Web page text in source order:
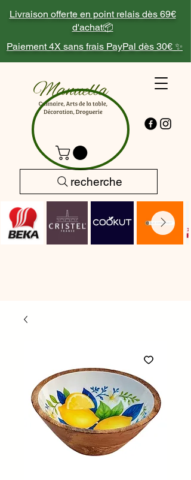
Livraison offerte en point relais dès 69€
d'achat📦
Paiement 4X sans frais PayPal dès 30€ ✨
recherche